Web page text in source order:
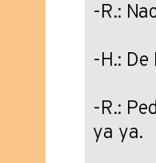
-R.:
-H.: De
-R.:
ya ya.